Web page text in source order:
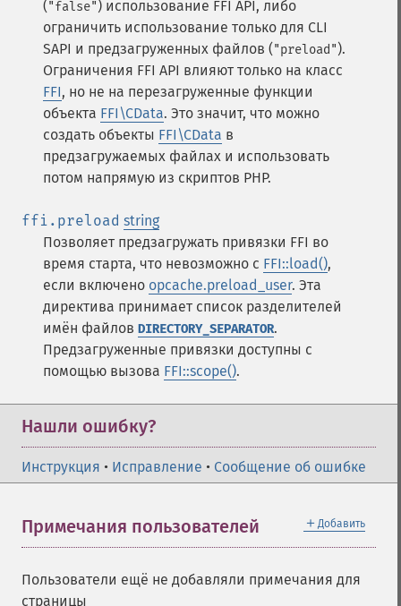
("false") использование FFI API, либо
ограничить использование только для CLI
SAPI и предзагруженных файлов ("preload").
Ограничения FFI API влияют только на класс
FFI, но не на перезагруженные функции
объекта FFI\CData. Это значит, что можно
создать объекты FFI\CData в
предзагружаемых файлах и использовать
потом напрямую из скриптов PHP.
ffi.preload string
Позволяет предзагружать привязки FFI во
время старта, что невозможно с FFI::load(),
если включено opcache.preload_user. Эта
директива принимает список разделителей
имён файлов DIRECTORY_SEPARATOR.
Предзагруженные привязки доступны с
помощью вызова FFI::scope().
Нашли ошибку?
Инструкция • Исправление • Сообщение об ошибке
＋ Добавить
Примечания пользователей
Пользователи ещё не добавляли примечания для
страницы